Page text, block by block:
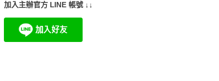
加入主辦官方 LINE 帳號 ↓↓